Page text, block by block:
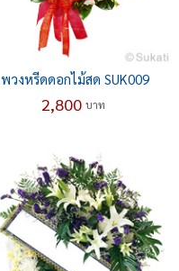
พวงหรีดดอกไม้สด SUK009
2,800 บาท